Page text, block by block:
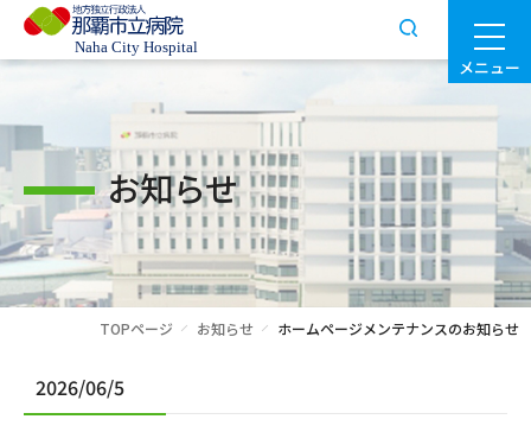
メニュー
お知らせ
TOPページ お知らせ ホームページメンテナンスのお知らせ
2026/06/5